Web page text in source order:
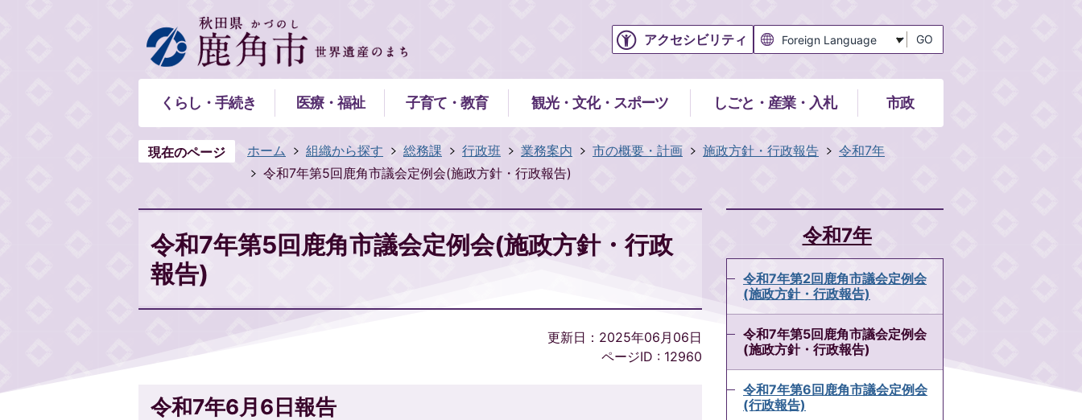
アクセシビリティ GO
くらし・手続き 医療・福祉 子育て・教育 観光・文化・スポーツ しごと・産業・入札 市政
現在のページ ホーム 組織から探す 総務課 行政班 業務案内 市の概要・計画 施政方針・行政報告
令和7年
令和7年第5回鹿角市議会定例会(施政方針・行政報告)
令和7年第5回鹿角市議会定例会(施政方針・行政
報告)
更新日：2025年06月06日
ページID : 12960
令和7年6月6日報告
令和7年
令和7年第2回鹿角市議会定例会
(施政方針・行政報告)
令和7年第5回鹿角市議会定例会
(施政方針・行政報告)
令和7年第6回鹿角市議会定例会
(行政報告)